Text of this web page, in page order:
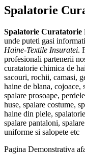
Spalatorie
Spalatorie Curatatorie
unde puteti gasi
Haine-Textile Insuratei.
profesionali partenerii
curatatorie chimica de
sacouri, rochii, camasi,
haine de blana, cojoace,
spalare prosoape,
huse, spalare costume,
haine din piele,
spalare pantaloni,
uniforme si salopete etc
Pagina Demonstrativa